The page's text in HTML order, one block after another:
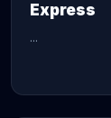
Express
...